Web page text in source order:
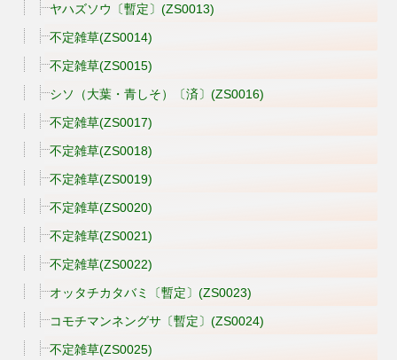
ヤハズソウ〔暫定〕(ZS0013)
不定雑草(ZS0014)
不定雑草(ZS0015)
シソ（大葉・青しそ）〔済〕(ZS0016)
不定雑草(ZS0017)
不定雑草(ZS0018)
不定雑草(ZS0019)
不定雑草(ZS0020)
不定雑草(ZS0021)
不定雑草(ZS0022)
オッタチカタバミ〔暫定〕(ZS0023)
コモチマンネングサ〔暫定〕(ZS0024)
不定雑草(ZS0025)